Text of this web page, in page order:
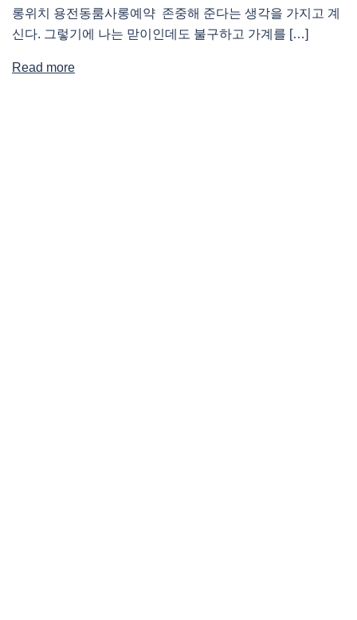
롱위치 용전동룸사롱예약 존중해 준다는 생각을 가지고 계
신다. 그렇기에 나는 맏이인데도 불구하고 가계를 […]
Read more